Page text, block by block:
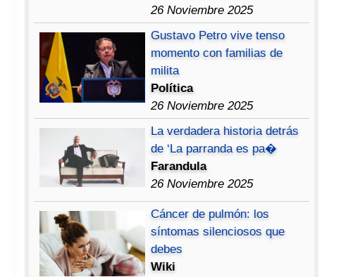
26 Noviembre 2025
Gustavo Petro vive tenso
momento con familias de
milita
Política
26 Noviembre 2025
La verdadera historia detrás
de ‘La parranda es pa�
Farandula
26 Noviembre 2025
Cáncer de pulmón: los
síntomas silenciosos que
debes
Wiki